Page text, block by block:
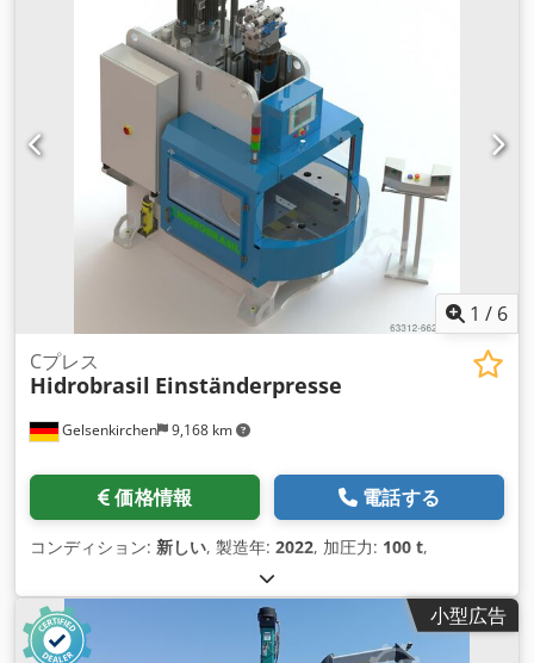
1 / 6
Gelsenkirchen 9,168 km
Cプレス
Hidrobrasil Einständerpresse
価格情報 電話する
コンディション: 新しい, 製造年: 2022, 加圧力: 100 t,
小型広告